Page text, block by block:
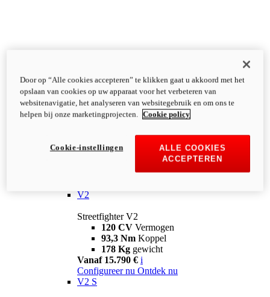
V2
Streetfighter V2
120 CV Vermogen
93,3 Nm Koppel
178 Kg gewicht
Vanaf 15.790 € i
Configureer nu Ontdek nu
V2 S
Door op “Alle cookies accepteren” te klikken gaat u akkoord met het
opslaan van cookies op uw apparaat voor het verbeteren van
websitenavigatie, het analyseren van websitegebruik en om ons te
helpen bij onze marketingprojecten.
Cookie policy
ALLE COOKIES
ACCEPTEREN
Cookie-instellingen